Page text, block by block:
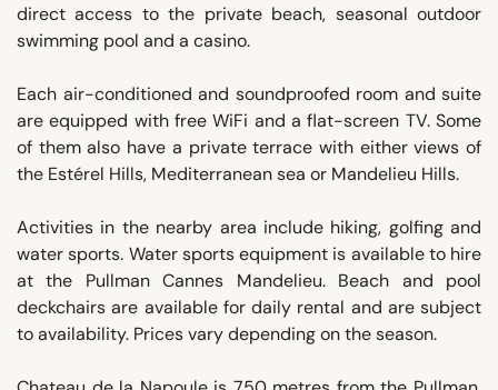
direct access to the private beach, seasonal outdoor
swimming pool and a casino.
Each air-conditioned and soundproofed room and suite
are equipped with free WiFi and a flat-screen TV. Some
of them also have a private terrace with either views of
the Estérel Hills, Mediterranean sea or Mandelieu Hills.
Activities in the nearby area include hiking, golfing and
water sports. Water sports equipment is available to hire
at the Pullman Cannes Mandelieu. Beach and pool
deckchairs are available for daily rental and are subject
to availability. Prices vary depending on the season.